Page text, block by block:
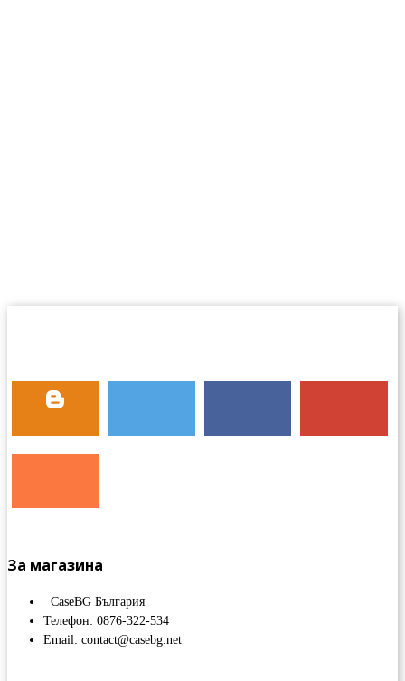
За магазина
CaseBG България
Телефон: 0876-322-534
Email: contact@casebg.net